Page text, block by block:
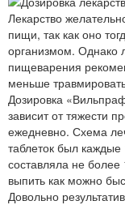
Лекарство
пищи, так как оно
организмом. Однако
пищеварения
меньше
Дозировка
зависит от тяжести
ежедневно. Схема
таблеток был
составляла не более
выпить как можно
Довольно